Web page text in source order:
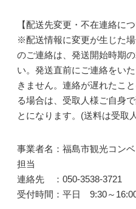
【配送先変更・不在連絡につ
※配送情報に変更が生じた場
のご連絡は、発送開始時期
い。発送直前にご連絡をい
きません。連絡が遅れたこ
る場合は、受取人様ご自身
とになります。(送料は受取
事業者名：福島市観光コン
担当
連絡先 ：050-3538-3721
受付時間：平日 9:30～